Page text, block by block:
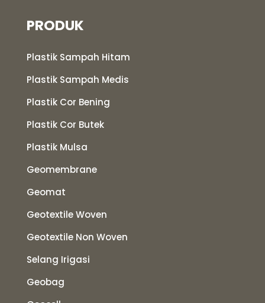
PRODUK
Plastik Sampah Hitam
Plastik Sampah Medis
Plastik Cor Bening
Plastik Cor Butek
Plastik Mulsa
Geomembrane
Geomat
Geotextile Woven
Geotextile Non Woven
Selang Irigasi
Geobag